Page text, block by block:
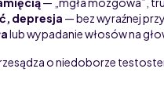
depresja — bez wyraźnej
lub wypadanie włosów na
o niedoborze